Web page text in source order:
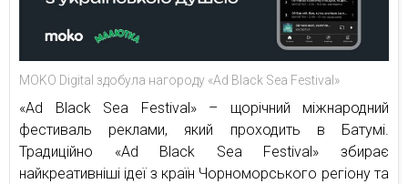
MOKO Digital здобула нагороду «Ad Black Sea Festival»
«Ad Black Sea Festival» – щорічний міжнародний
фестиваль реклами, який проходить в Батумі.
Традиційно «Ad Black Sea Festival» збирає
найкреативніші ідеї з країн Чорноморського регіону та